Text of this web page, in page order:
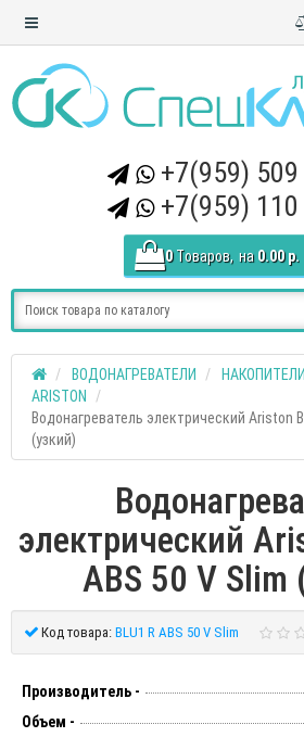
+7(959)
+7(959) 110
0 Tоваров, на 0.00 р.
ВОДОНАГРЕВАТЕЛИ
ARISTON
Водонагреватель электрический Ariston
(узкий)
электрический
ABS 50 V Slim
Код товара: BLU1 R ABS 50 V Slim
Производитель -
Объем -